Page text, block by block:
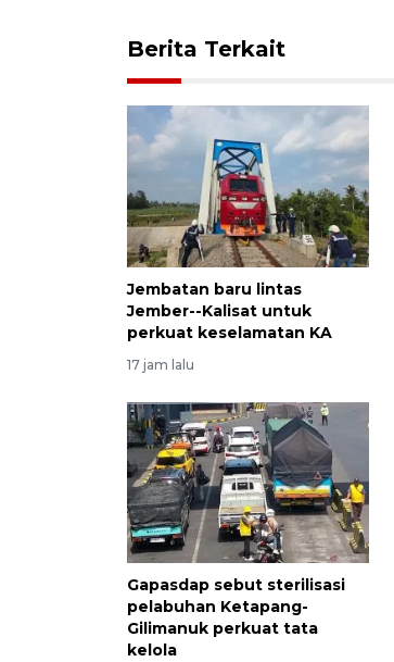
Berita Terkait
Jembatan baru lintas
Jember--Kalisat untuk
perkuat keselamatan KA
17 jam lalu
Gapasdap sebut sterilisasi
pelabuhan Ketapang-
Gilimanuk perkuat tata
kelola